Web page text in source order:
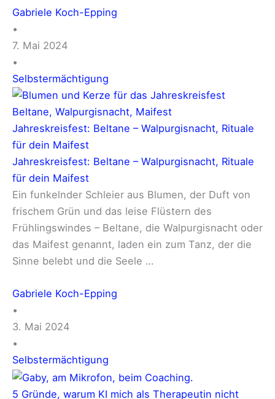
Gabriele Koch-Epping
•
7. Mai 2024
•
Selbstermächtigung
Jahreskreisfest: Beltane – Walpurgisnacht, Rituale
für dein Maifest
Jahreskreisfest: Beltane – Walpurgisnacht, Rituale
für dein Maifest
Ein funkelnder Schleier aus Blumen, der Duft von
frischem Grün und das leise Flüstern des
Frühlingswindes – Beltane, die Walpurgisnacht oder
das Maifest genannt, laden ein zum Tanz, der die
Sinne belebt und die Seele …
Gabriele Koch-Epping
•
3. Mai 2024
•
Selbstermächtigung
5 Gründe, warum KI mich als Therapeutin nicht